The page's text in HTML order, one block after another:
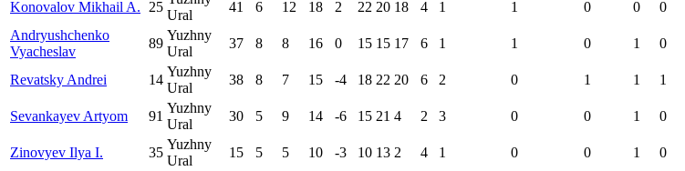
Konovalov Mikhail A. 25
Ural
41 6 12 18 2 22 20 18 4 1 1 0 0 0
Andryushchenko
Vyacheslav
89
Yuzhny
Ural
37 8 8 16 0 15 15 17 6 1 1 0 1 0
Revatsky Andrei 14
Yuzhny
Ural
38 8 7 15 -4 18 22 20 6 2 0 1 1 1
Sevankayev Artyom 91
Yuzhny
Ural
30 5 9 14 -6 15 21 4 2 3 0 0 1 0
Zinovyev Ilya I. 35
Yuzhny
Ural
15 5 5 10 -3 10 13 2 4 1 0 0 1 0